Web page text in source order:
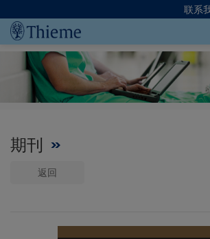
联系
期刊
返回